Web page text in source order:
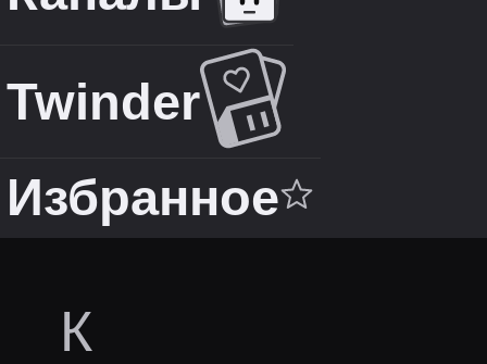
Twinder
Избранное
К